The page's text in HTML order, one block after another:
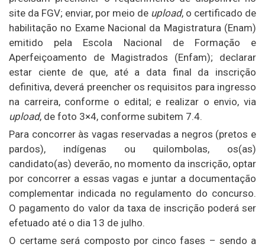
site da FGV; enviar, por meio de upload, o certificado de
habilitação no Exame Nacional da Magistratura (Enam)
emitido pela Escola Nacional de Formação e
Aperfeiçoamento de Magistrados (Enfam); declarar
estar ciente de que, até a data final da inscrição
definitiva, deverá preencher os requisitos para ingresso
na carreira, conforme o edital; e realizar o envio, via
upload, de foto 3×4, conforme subitem 7.4.
Para concorrer às vagas reservadas a negros (pretos e
pardos), indígenas ou quilombolas, os(as)
candidato(as) deverão, no momento da inscrição, optar
por concorrer a essas vagas e juntar a documentação
complementar indicada no regulamento do concurso.
O pagamento do valor da taxa de inscrição poderá ser
efetuado até o dia 13 de julho.
O certame será composto por cinco fases – sendo a